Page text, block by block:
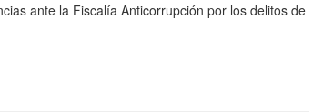
ante la Fiscalía Anticorrupción por los delitos de